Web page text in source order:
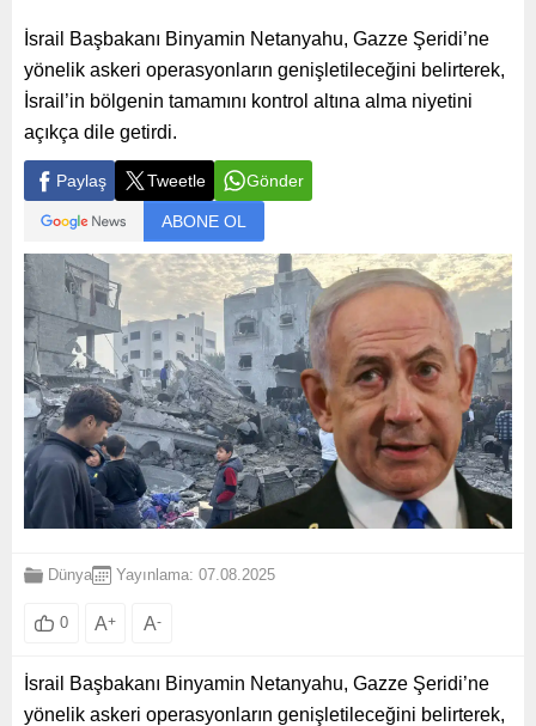
İsrail Başbakanı Binyamin Netanyahu, Gazze Şeridi’ne
yönelik askeri operasyonların genişletileceğini belirterek,
İsrail’in bölgenin tamamını kontrol altına alma niyetini
açıkça dile getirdi.
Paylaş Tweetle Gönder
ABONE OL
Dünya Yayınlama: 07.08.2025
0 A+ A-
İsrail Başbakanı Binyamin Netanyahu, Gazze Şeridi’ne
yönelik askeri operasyonların genişletileceğini belirterek,